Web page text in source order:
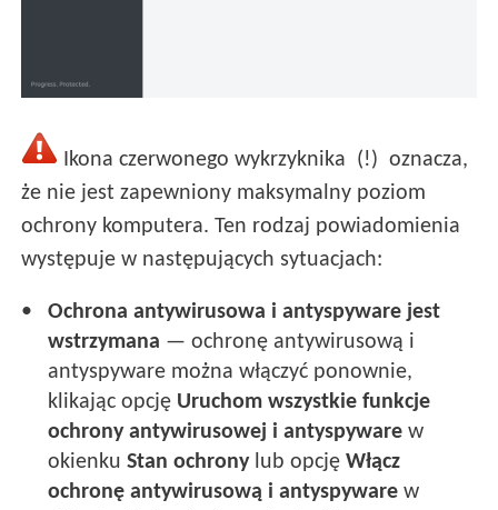
Ikona czerwonego wykrzyknika (!) oznacza,
że nie jest zapewniony maksymalny poziom
ochrony komputera. Ten rodzaj powiadomienia
występuje w następujących sytuacjach:
Ochrona antywirusowa i antyspyware jest
wstrzymana — ochronę antywirusową i
antyspyware można włączyć ponownie,
klikając opcję Uruchom wszystkie funkcje
ochrony antywirusowej i antyspyware w
okienkuStan ochronylub opcjęWłącz
ochronę antywirusową i antyspyware w